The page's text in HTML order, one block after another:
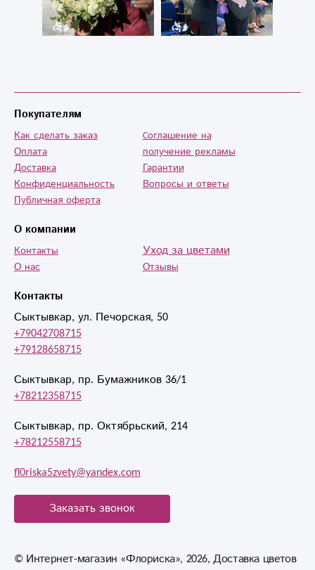
Контакты
Сыктывкар, ул. Печорская, 50
+79042708715
+79128658715
Сыктывкар, пр. Бумажников 36/1
+78212358715
Сыктывкар, пр. Октябрьский, 214
+78212558715
fl0riska5zvety@yandex.com
Заказать звонок
Покупателям
Как сделать заказ
Оплата
Доставка
Конфиденциальность
Публичная оферта
Cоглашение на
получение рекламы
Гарантии
Вопросы и ответы
О компании
Контакты
О нас
Уход за цветами
Отзывы
© Интернет-магазин «Флориска», 2026, Доставка цветов